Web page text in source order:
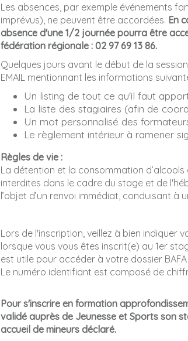
Les absences, par exemple événements
imprévus), ne peuvent être accordées. En
absence d'une 1/2 journée pourra être
fédération régionale : 02 97 69 13 86.
Quelques jours avant le début de la
EMAIL mentionnant les informations
Un listing de tout ce qu'il faut
La liste des stagiaires (afin de
Un mot personnalisé des
Le règlement intérieur à ramener
Règles de vie :
La détention et la consommation
interdites dans le cadre du stage et de
l’objet d’un renvoi immédiat, conduisant à
Lors de l'inscription, veillez à bien indiquer
lorsque vous vous êtes inscrit(e) au 1er
est utile pour accéder à votre dossier
Le numéro identifiant est composé de
Pour s'inscrire en formation
validé auprès de Jeunesse et Sports son
accueil de mineurs déclaré.